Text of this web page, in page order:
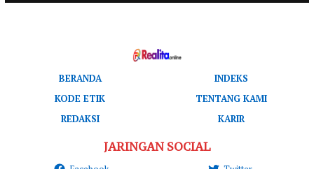
BERANDA
INDEKS
KODE ETIK
TENTANG KAMI
REDAKSI
KARIR
JARINGAN SOCIAL